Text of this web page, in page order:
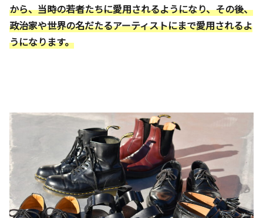
から、当時の若者たちに愛用されるようになり、その後、
政治家や世界の名だたるアーティストにまで愛用されるよ
うになります。